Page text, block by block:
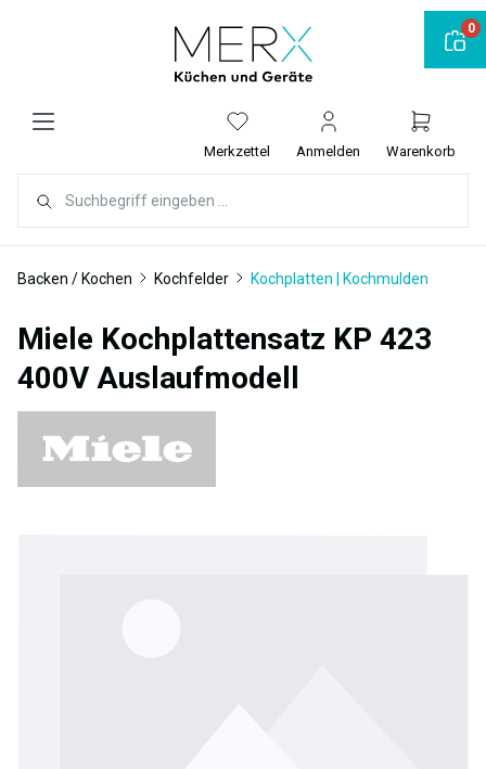
Merkzettel Anmelden Warenkorb
Backen / Kochen Kochfelder Kochplatten | Kochmulden
Miele Kochplattensatz KP 423
400V Auslaufmodell
0